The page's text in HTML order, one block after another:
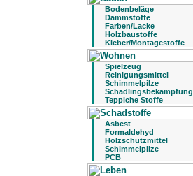
Bodenbeläge
Dämmstoffe
Farben/Lacke
Holzbaustoffe
Kleber/Montagestoffe
Spielzeug
Reinigungsmittel
Schimmelpilze
Schädlingsbekämpfung
Teppiche Stoffe
Asbest
Formaldehyd
Holzschutzmittel
Schimmelpilze
PCB